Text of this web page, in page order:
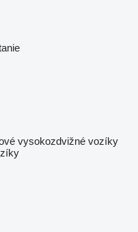
vysokozdvižné vozíky